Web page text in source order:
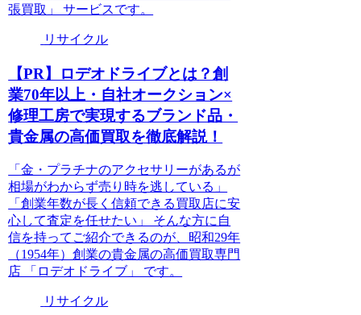
張買取」 サービスです。
リサイクル
【PR】ロデオドライブとは？創
業70年以上・自社オークション×
修理工房で実現するブランド品・
貴金属の高価買取を徹底解説！
「金・プラチナのアクセサリーがあるが
相場がわからず売り時を逃している」
「創業年数が長く信頼できる買取店に安
心して査定を任せたい」 そんな方に自
信を持ってご紹介できるのが、昭和29年
（1954年）創業の貴金属の高価買取専門
店 「ロデオドライブ」 です。
リサイクル